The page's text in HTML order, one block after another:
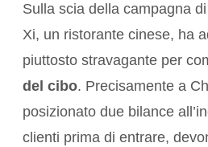
Sulla scia della campagna
Xi, un ristorante cinese, ha
piuttosto stravagante per
del cibo. Precisamente a
posizionato due bilance
clienti prima di entrare,